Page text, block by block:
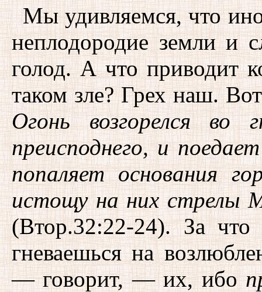
Мы удивляемся, что
неплодородие земли и
голод. А что приводит
таком зле? Грех наш.
Огонь возгорелся
преисподнего, и
попаляет основания
истощу на них стрелы
(Втор.32:22-24). За
гневаешься на
— говорит, — их, ибо